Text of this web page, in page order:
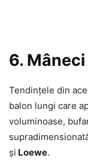
6.
Tendințele din
balon lungi care
voluminoase,
și Loewe.